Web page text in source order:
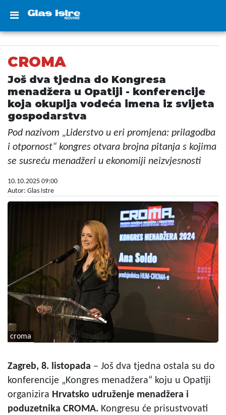
CROMA
Još dva tjedna do Kongresa
menadžera u Opatiji - konferencije
koja okuplja vodeća imena iz svijeta
gospodarstva
Pod nazivom „Liderstvo u eri promjena: prilagodba
i otpornost“ kongres otvara brojna pitanja s kojima
se susreću menadžeri u ekonomiji neizvjesnosti
10.10.2025 09:00
Autor: Glas Istre
croma
Zagreb, 8. listopada – Još dva tjedna ostala su do
konferencije „Kongres menadžera“ koju u Opatiji
organizira Hrvatsko udruženje menadžera i
poduzetnika CROMA. Kongresu će prisustvovati